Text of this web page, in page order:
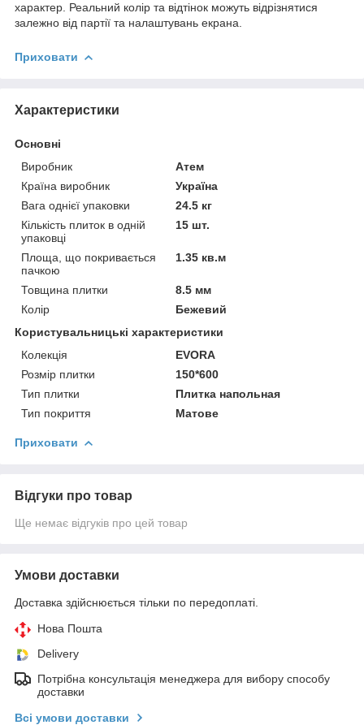
характер. Реальний колір та відтінок можуть відрізнятися
залежно від партії та налаштувань екрана.
Приховати
Характеристики
Основні
Виробник
Атем
Країна виробник
Україна
Вага однієї упаковки
24.5 кг
Кількість плиток в одній
упаковці
15 шт.
Площа, що покривається
пачкою
1.35 кв.м
Товщина плитки
8.5 мм
Колір
Бежевий
Користувальницькі характеристики
Колекція
EVORA
Розмір плитки
150*600
Тип плитки
Плитка напольная
Тип покриття
Матове
Приховати
Відгуки про товар
Ще немає відгуків про цей товар
Умови доставки
Доставка здійснюється тільки по передоплаті.
Нова Пошта
Delivery
Потрібна консультація менеджера для вибору способу
доставки
Всі умови доставки